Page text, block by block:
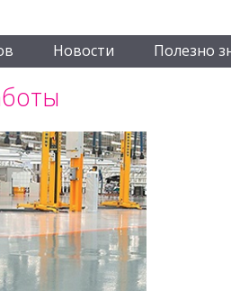
Новости Полезно